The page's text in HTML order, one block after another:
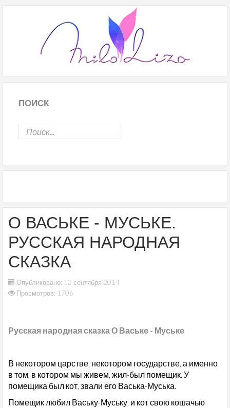
ПОИСК
О ВАСЬКЕ - МУСЬКЕ.
РУССКАЯ НАРОДНАЯ
СКАЗКА
Опубликовано: 10 сентября 2014
Просмотров: 1706
Русская народная сказка О Ваське - Муське
В некотором царстве, некотором государстве, а именно
в том, в котором мы живем, жил-был помещик. У
помещика был кот, звали его Васька-Муська.
Помещик любил Ваську-Муську, и кот свою кошачью